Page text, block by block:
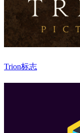
Trion标志